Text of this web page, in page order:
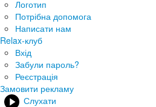
Логотип
Потрібна допомога
Написати нам
Relax-клуб
Вхід
Забули пароль?
Реєстрація
Замовити рекламу
Слухати